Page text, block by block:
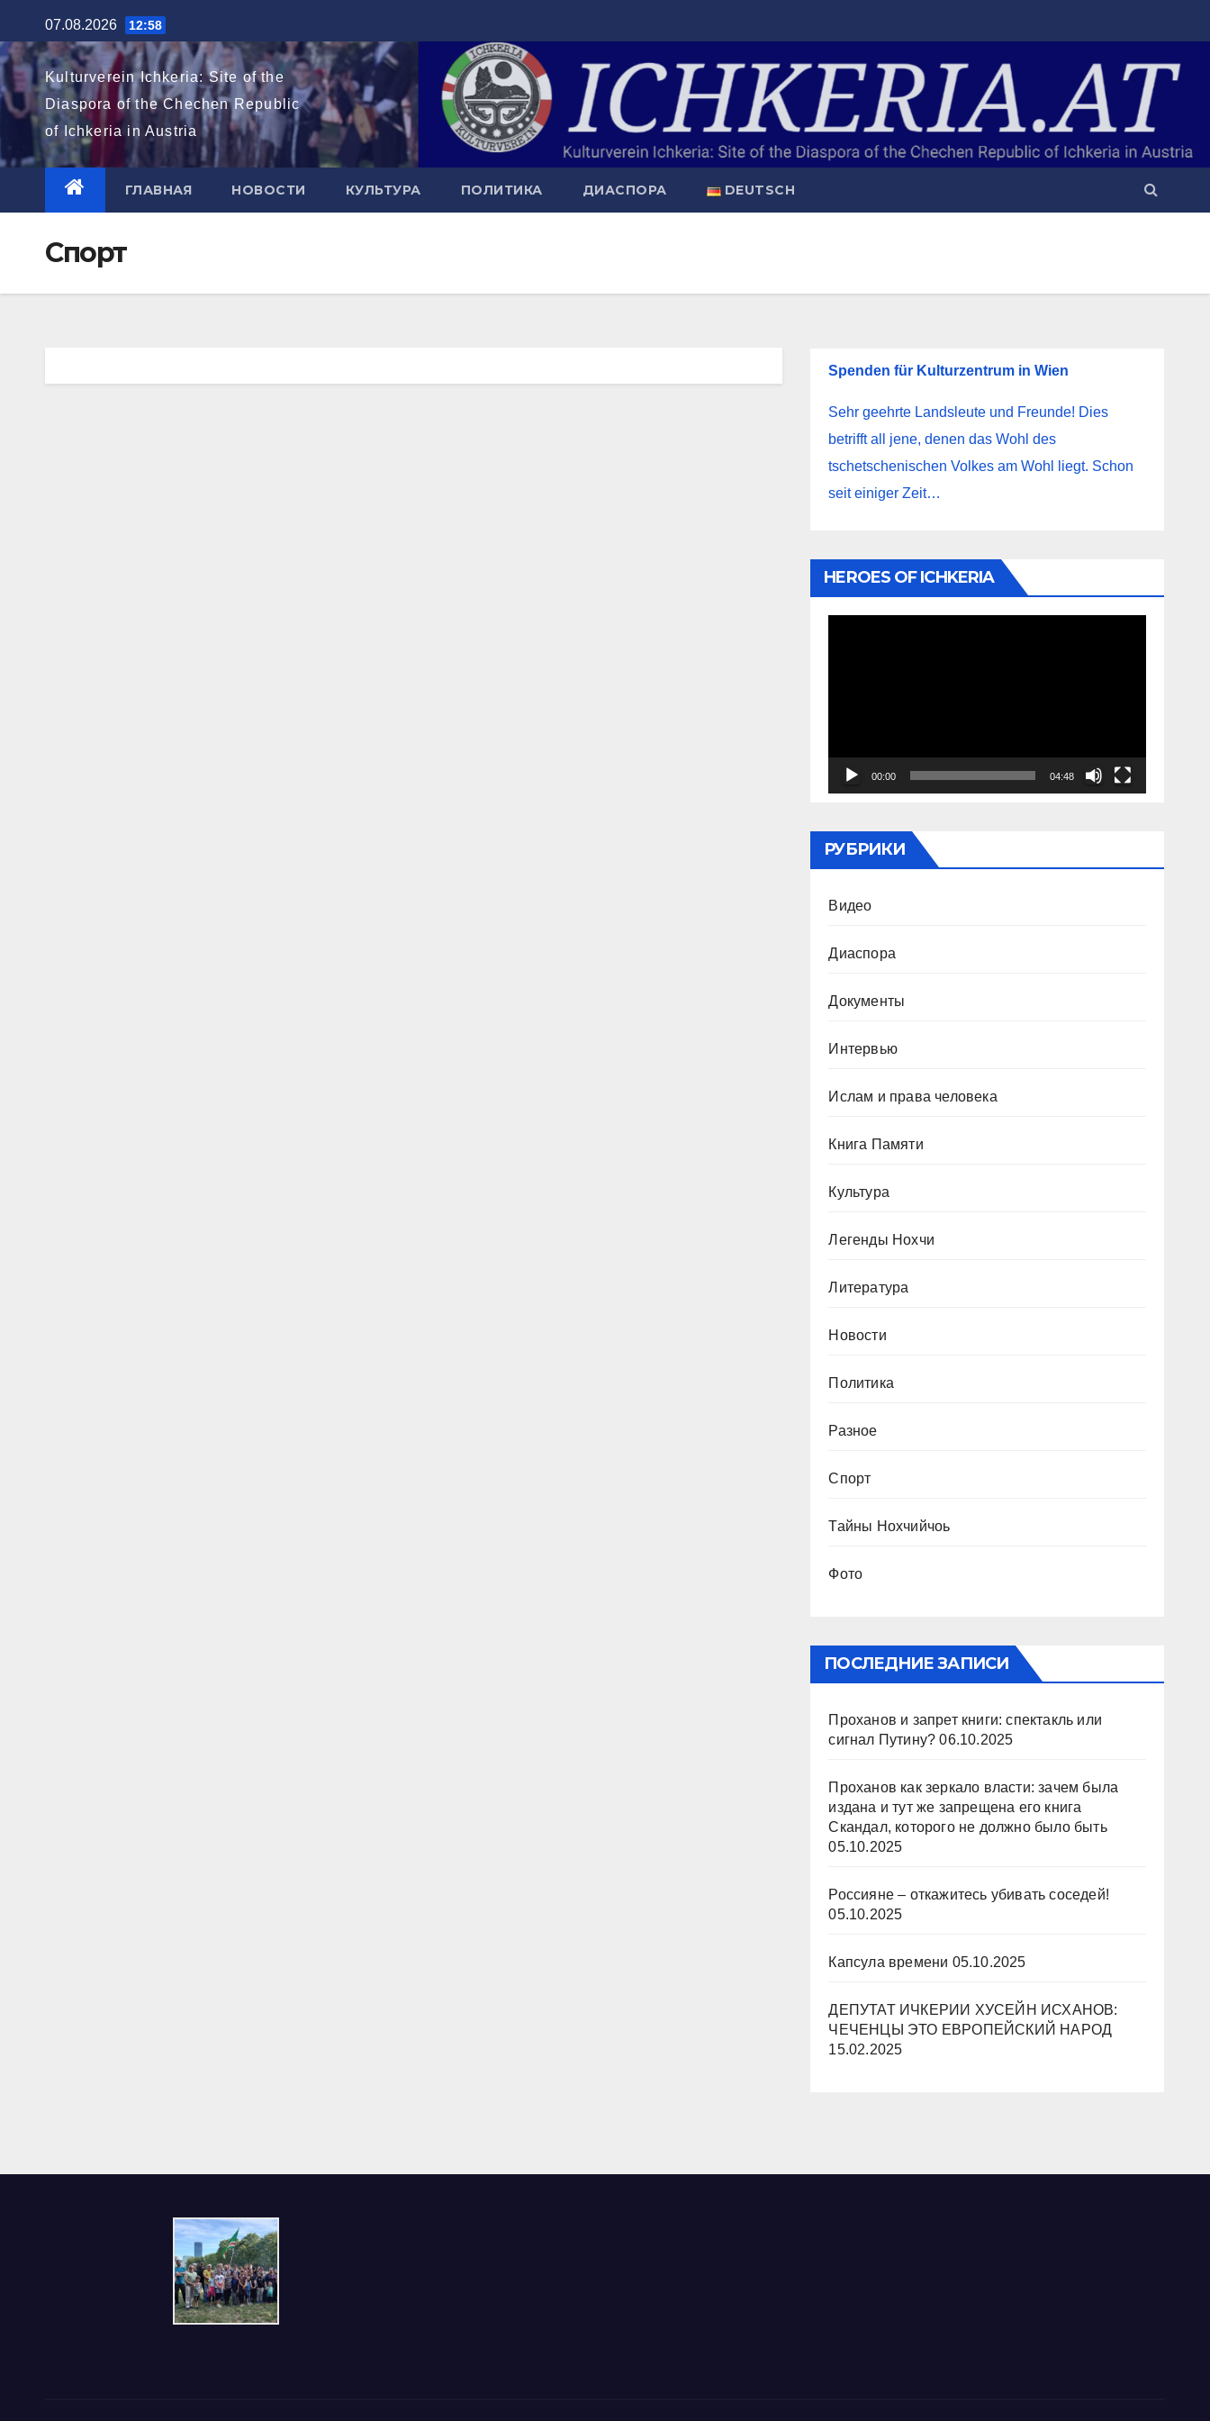
к
содержимому
07.08.2026 12:58
Kulturverein Ichkeria: Site of the
Diaspora of the Chechen Republic
of Ichkeria in Austria
ГЛАВНАЯ НОВОСТИ КУЛЬТУРА ПОЛИТИКА ДИАСПОРА DEUTSCH
Спорт
Spenden für Kulturzentrum in Wien
Sehr geehrte Landsleute und Freunde! Dies
betrifft all jene, denen das Wohl des
tschetschenischen Volkes am Wohl liegt. Schon
seit einiger Zeit…
HEROES OF ICHKERIA
00:00 04:48
РУБРИКИ
Видео
Диаспора
Документы
Интервью
Ислам и права человека
Книга Памяти
Культура
Легенды Нохчи
Литература
Новости
Политика
Разное
Спорт
Тайны Нохчийчоь
Фото
ПОСЛЕДНИЕ ЗАПИСИ
Проханов и запрет книги: спектакль или
сигнал Путину? 06.10.2025
Проханов как зеркало власти: зачем была
издана и тут же запрещена его книга
Скандал, которого не должно было быть
05.10.2025
Россияне – откажитесь убивать соседей!
05.10.2025
Капсула времени 05.10.2025
ДЕПУТАТ ИЧКЕРИИ ХУСЕЙН ИСХАНОВ:
ЧЕЧЕНЦЫ ЭТО ЕВРОПЕЙСКИЙ НАРОД
15.02.2025